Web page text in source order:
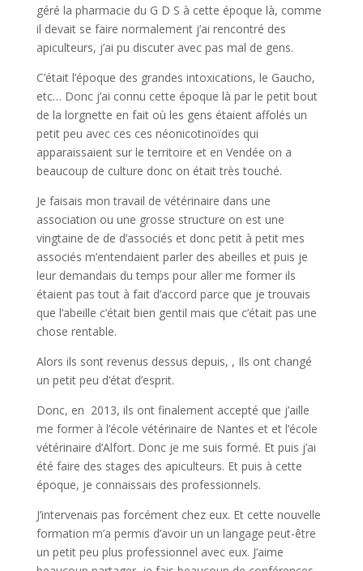
géré la pharmacie du G D S à cette époque là, comme
il devait se faire normalement j’ai rencontré des
apiculteurs, j’ai pu discuter avec pas mal de gens.
C’était l’époque des grandes intoxications, le Gaucho,
etc… Donc j’ai connu cette époque là par le petit bout
de la lorgnette en fait où les gens étaient affolés un
petit peu avec ces ces néonicotinoïdes qui
apparaissaient sur le territoire et en Vendée on a
beaucoup de culture donc on était très touché.
Je faisais mon travail de vétérinaire dans une
association ou une grosse structure on est une
vingtaine de de d’associés et donc petit à petit mes
associés m’entendaient parler des abeilles et puis je
leur demandais du temps pour aller me former ils
étaient pas tout à fait d’accord parce que je trouvais
que l’abeille c’était bien gentil mais que c’était pas une
chose rentable.
Alors ils sont revenus dessus depuis, , Ils ont changé
un petit peu d’état d’esprit.
Donc, en 2013, ils ont finalement accepté que j’aille
me former à l’école vétérinaire de Nantes et et l’école
vétérinaire d’Alfort. Donc je me suis formé. Et puis j’ai
été faire des stages des apiculteurs. Et puis à cette
époque, je connaissais des professionnels.
J’intervenais pas forcément chez eux. Et cette nouvelle
formation m’a permis d’avoir un un langage peut-être
un petit peu plus professionnel avec eux. J’aime